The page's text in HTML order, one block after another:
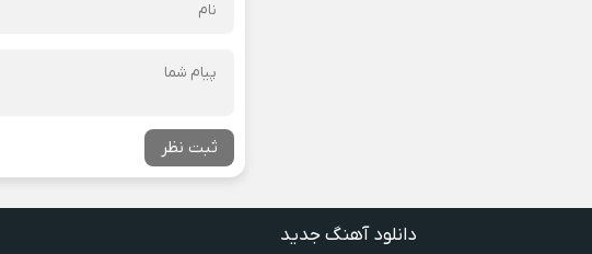
ثبت نظر
دانلود آهنگ جدید